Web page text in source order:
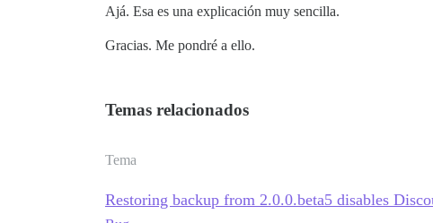
Ajá. Esa es una explicación muy sencilla.
Gracias. Me pondré a ello.
Temas relacionados
Tema
Restoring backup from 2.0.0.beta5 disables